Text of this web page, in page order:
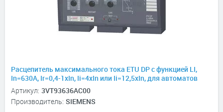
Расцепитель максимального тока ETU DP с функцией LI,
In=630А, Ir=0,4-1хIn, Ii=4xIn или Ii=12,5xIn, для автоматов
3VT3, 3P, 3P+N
Артикул: 3VT93636AC00
Производитель: SIEMENS